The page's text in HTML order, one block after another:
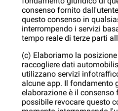
consenso fornito
questo consenso in
interrompendo i servizi
tempo reale di terze parti
(c) Elaboriamo la
raccogliere dati
utilizzano servizi
alcune app. Il fondamento
elaborazione è il consenso
possibile revocare questo